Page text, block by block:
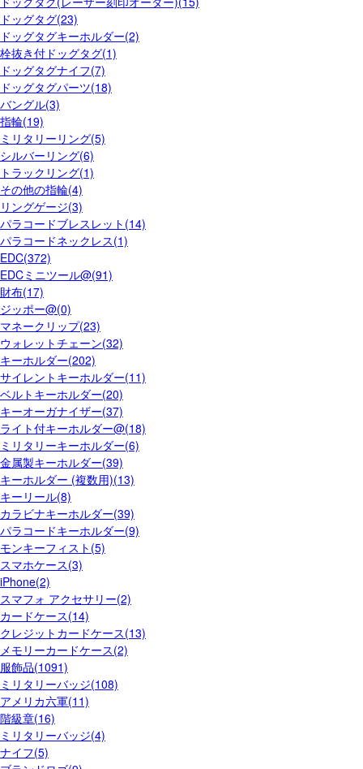
ドッグタグ(23)
ドッグタグキーホルダー(2)
栓抜き付ドッグタグ(1)
ドッグタグナイフ(7)
ドッグタグパーツ(18)
バングル(3)
指輪(19)
ミリタリーリング(5)
シルバーリング(6)
トラックリング(1)
その他の指輪(4)
リングゲージ(3)
パラコードブレスレット(14)
パラコードネックレス(1)
EDC(372)
EDCミニツール@(91)
財布(17)
ジッポー@(0)
マネークリップ(23)
ウォレットチェーン(32)
キーホルダー(202)
サイレントキーホルダー(11)
ベルトキーホルダー(20)
キーオーガナイザー(37)
ライト付キーホルダー@(18)
ミリタリーキーホルダー(6)
金属製キーホルダー(39)
キーホルダー (複数用)(13)
キーリール(8)
カラビナキーホルダー(39)
パラコードキーホルダー(9)
モンキーフィスト(5)
スマホケース(3)
iPhone(2)
スマフォ アクセサリー(2)
カードケース(14)
クレジットカードケース(13)
メモリーカードケース(2)
服飾品(1091)
ミリタリーバッジ(108)
アメリカ六軍(11)
階級章(16)
ミリタリーバッジ(4)
ナイフ(5)